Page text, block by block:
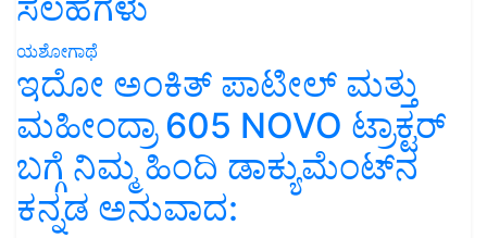
ಯಶೋಗಾಥೆ
ಇದೋ ಅಂಕಿತ್ ಪಾಟೀಲ್ ಮತ್ತು
ಮಹೀಂದ್ರಾ 605 NOVO ಟ್ರಾಕ್ಟರ್
ಬಗ್ಗೆ ನಿಮ್ಮ ಹಿಂದಿ ಡಾಕ್ಯುಮೆಂಟ್‌ನ
ಕನ್ನಡ ಅನುವಾದ: